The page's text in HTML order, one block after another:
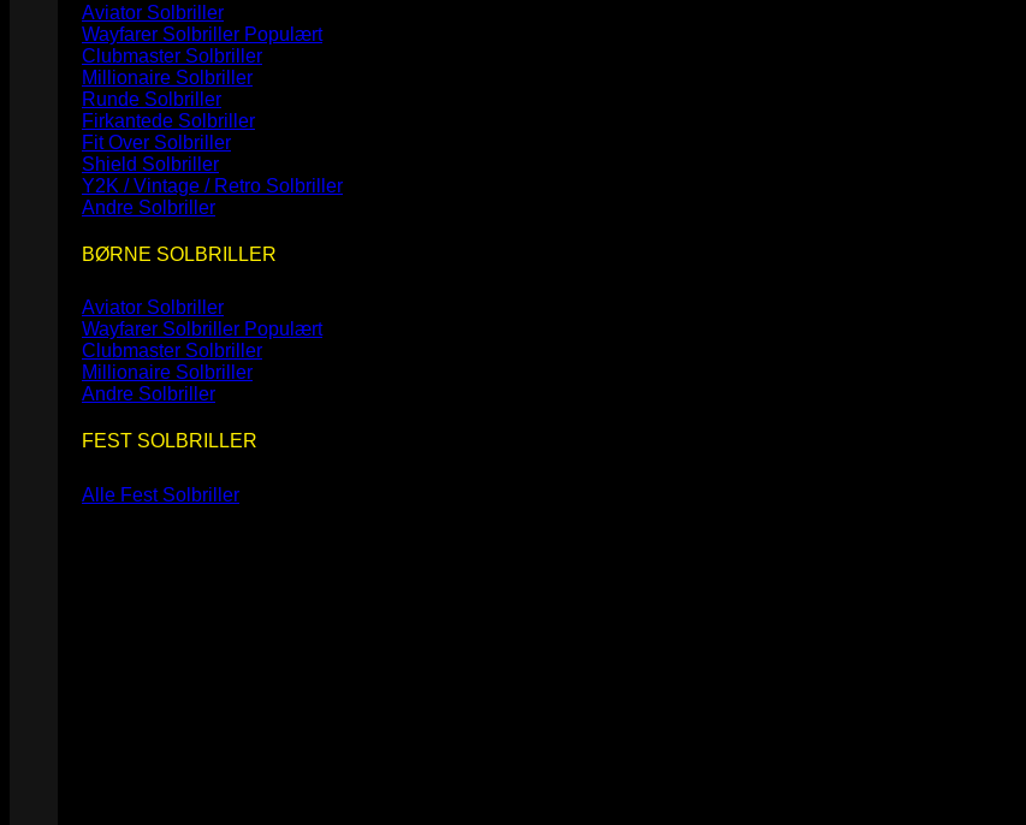
Aviator Solbriller
Wayfarer Solbriller
Clubmaster Solbriller
Millionaire Solbriller
Runde Solbriller
Firkantede Solbriller
Fit Over Solbriller
Shield Solbriller
Y2K / Vintage / Retro Solbriller
Andre Solbriller
BØRNE SOLBRILLER
Aviator Solbriller
Wayfarer Solbriller
Clubmaster Solbriller
Millionaire Solbriller
Andre Solbriller
FEST SOLBRILLER
Alle Fest Solbriller